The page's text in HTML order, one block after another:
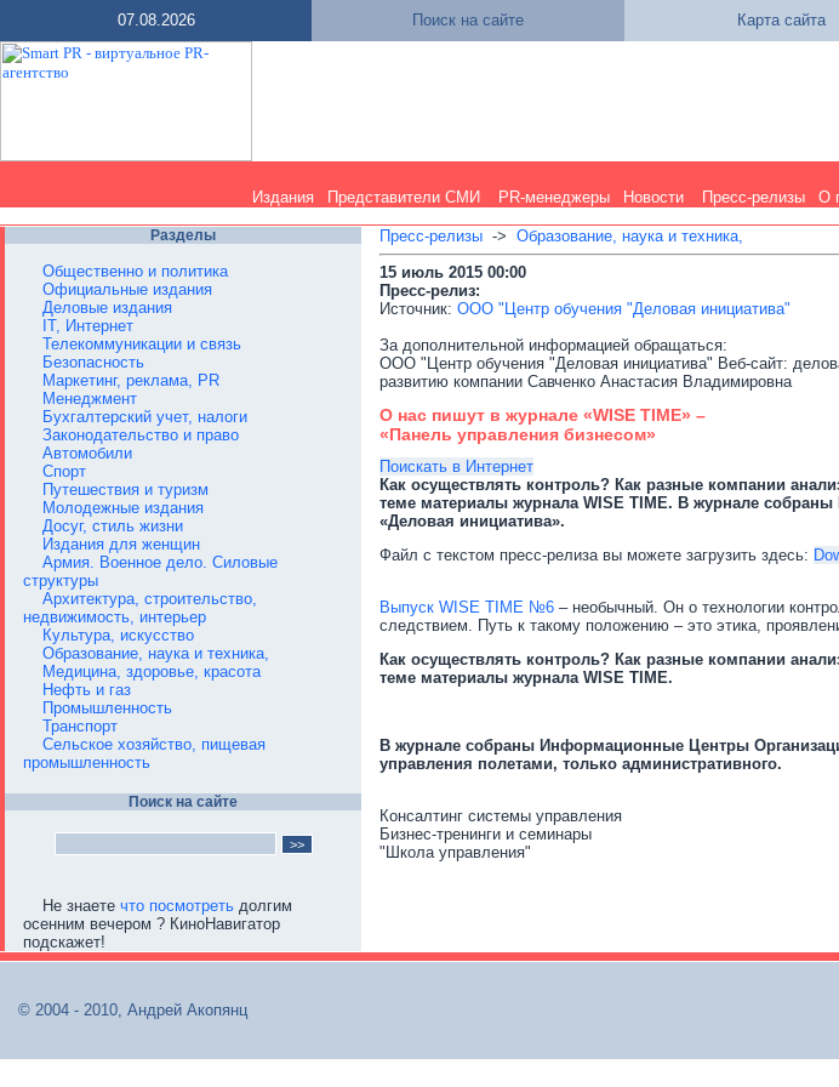
07.08.2026 Поиск на сайте Карта сайта
Издания Представители СМИ PR-менеджеры Новости Пресс-релизы О
Разделы
Общественно и политика
Официальные издания
Деловые издания
IT, Интернет
Телекоммуникации и связь
Безопасность
Маркетинг, реклама, PR
Менеджмент
Бухгалтерский учет, налоги
Законодательство и право
Автомобили
Спорт
Путешествия и туризм
Молодежные издания
Досуг, стиль жизни
Издания для женщин
Армия. Военное дело. Силовые
структуры
Архитектура, строительство,
недвижимость, интерьер
Культура, искусство
Образование, наука и техника,
Медицина, здоровье, красота
Нефть и газ
Промышленность
Транспорт
Сельское хозяйство, пищевая
промышленность
Поиск на сайте
Не знаете что посмотреть долгим
осенним вечером ? КиноНавигатор
подскажет!
Пресс-релизы -> Образование, наука и техника,
15 июль 2015 00:00
Пресс-релиз:
Источник: ООО "Центр обучения "Деловая инициатива"
За дополнительной информацией обращаться:
ООО "Центр обучения "Деловая инициатива" Веб-сайт:
развитию компании Савченко Анастасия Владимировна
О нас пишут в журнале «WISE TIME» –
«Панель управления бизнесом»
Поискать в Интернет
Как осуществлять контроль? Как разные компании
теме материалы журнала WISE TIME. В журнале
«Деловая инициатива».
Файл с текстом пресс-релиза вы можете загрузить здесь:
Выпуск WISE TIME №6 – необычный. Он о технологии
следствием. Путь к такому положению – это этика,
Как осуществлять контроль? Как разные компании
теме материалы журнала WISE TIME.
В журнале собраны Информационные Центры
управления полетами, только административного.
Консалтинг системы управления
Бизнес-тренинги и семинары
"Школа управления"
© 2004 - 2010, Андрей Акопянц